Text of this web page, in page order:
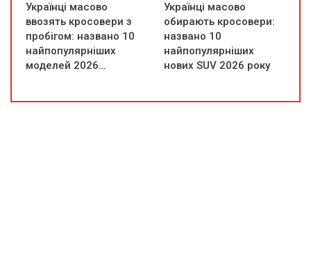
Українці масово
ввозять кросовери з
пробігом: названо 10
найпопулярніших
моделей 2026…
Українці масово
обирають кросовери:
названо 10
найпопулярніших
нових SUV 2026 року